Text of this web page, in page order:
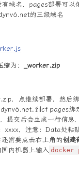
域名，pages部署可以
的三级域名
为： _worker.zip
，点继续部署，然后
到cf pages绑
提交后会生成一行信息
xxxx，注意：Data处粘
需要点击右上角的创建
内机器上输入 docker